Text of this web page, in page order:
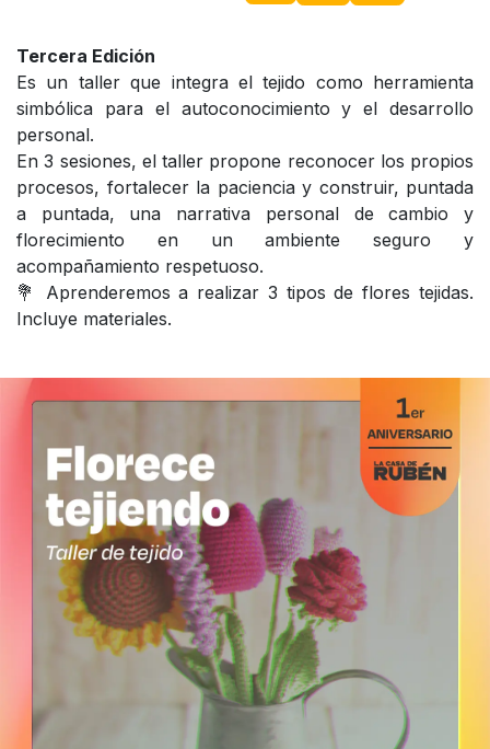
Tercera Edición
Es un taller que integra el tejido como herramienta
simbólica para el autoconocimiento y el desarrollo
personal.
En 3 sesiones, el taller propone reconocer los propios
procesos, fortalecer la paciencia y construir, puntada
a puntada, una narrativa personal de cambio y
florecimiento en un ambiente seguro y
acompañamiento respetuoso.
💐 Aprenderemos a realizar 3 tipos de flores tejidas.
Incluye materiales.